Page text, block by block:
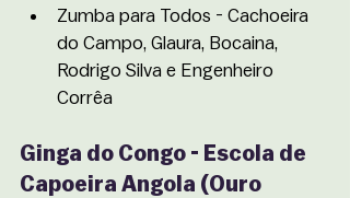
Zumba para Todos - Cachoeira
do Campo, Glaura, Bocaina,
Rodrigo Silva e Engenheiro
Corrêa
Ginga do Congo - Escola de
Capoeira Angola (Ouro